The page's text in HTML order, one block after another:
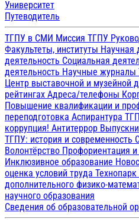
Университет
Путеводитель
ТГПУ в СМИ Миссия ТГПУ
Факультеты, институты Научная
деятельность Социальная
деятельность Научные журналы
Центр выставочной и музейной
рейтингах Адреса/телефоны
Повышение квалификации и
переподготовка Аспирантура
коррупция! Антитеррор
ТГПУ: история и современность
Волонтёрство Профориентация и
Инклюзивное образование
оценка условий труда
дополнительного физико-
научного образования
Сведения об образовательной